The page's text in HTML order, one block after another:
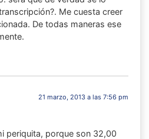
Me cuesta creer
De todas maneras ese
21 marzo, 2013 a las 7:56 pm
periquita, porque son 32,00